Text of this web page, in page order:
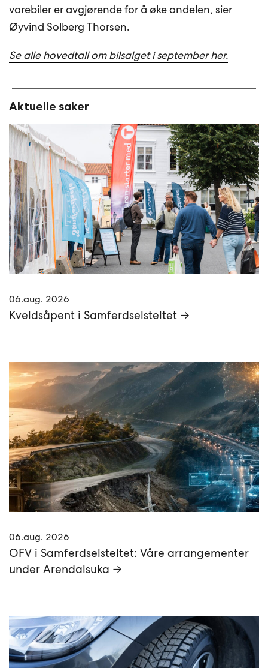
varebiler er avgjørende for å øke andelen, sier
Øyvind Solberg Thorsen.
Se alle hovedtall om bilsalget i september her.
Aktuelle saker
06.aug. 2026
Kveldsåpent i Samferdselsteltet →
06.aug. 2026
OFV i Samferdselsteltet: Våre arrangementer
under Arendalsuka →